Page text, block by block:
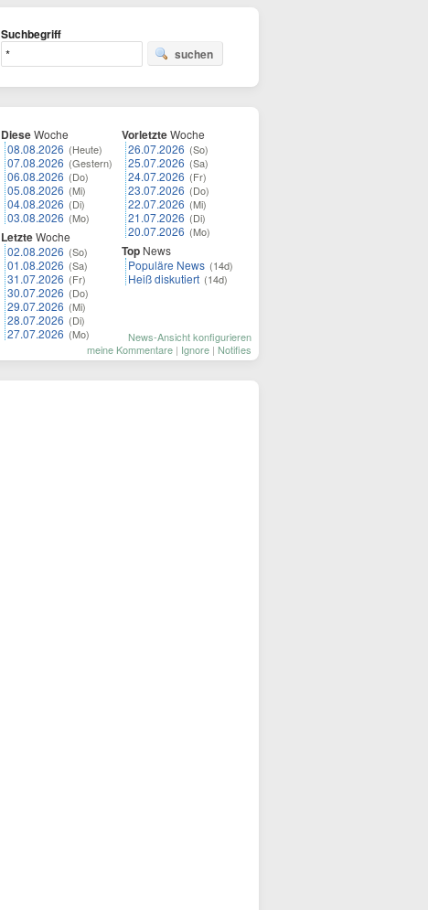
Suchbegriff
suchen
DieseWoche
08.08.2026 (Heute)
07.08.2026 (Gestern)
06.08.2026 (Do)
05.08.2026 (Mi)
04.08.2026 (Di)
03.08.2026 (Mo)
LetzteWoche
02.08.2026 (So)
01.08.2026 (Sa)
31.07.2026 (Fr)
30.07.2026 (Do)
29.07.2026 (Mi)
28.07.2026 (Di)
27.07.2026 (Mo)
VorletzteWoche
26.07.2026 (So)
25.07.2026 (Sa)
24.07.2026 (Fr)
23.07.2026 (Do)
22.07.2026 (Mi)
21.07.2026 (Di)
20.07.2026 (Mo)
Top News
Populäre News (14d)
Heiß diskutiert (14d)
News-Ansicht konfigurieren
meine Kommentare | Ignore | Notifies